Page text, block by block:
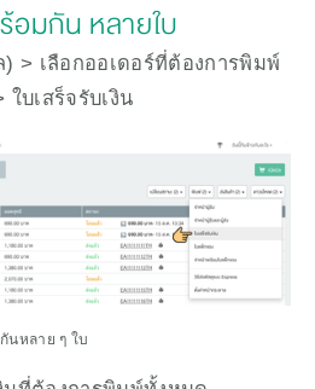
อมกัน หลายใบ
> เลือกออเดอร์ที่ต้องการพิมพ์
ใบเสร็จรับเงิน
นหลาย ๆ ใบ